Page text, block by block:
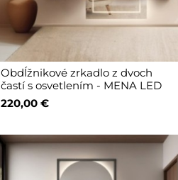
Obdĺžnikové zrkadlo z dvoch
častí s osvetlením - MENA LED
220,00 €